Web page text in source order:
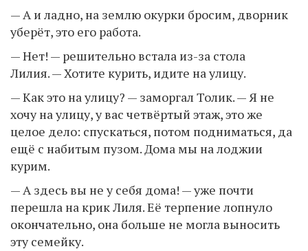
— А и ладно, на землю окурки бросим, дворник
уберёт, это его работа.
— Нет! — решительно встала из-за стола
Лилия. — Хотите курить, идите на улицу.
— Как это на улицу? — заморгал Толик. — Я не
хочу на улицу, у вас четвёртый этаж, это же
целое дело: спускаться, потом подниматься, да
ещё с набитым пузом. Дома мы на лоджии
курим.
— А здесь вы не у себя дома! — уже почти
перешла на крик Лиля. Её терпение лопнуло
окончательно, она больше не могла выносить
эту семейку.